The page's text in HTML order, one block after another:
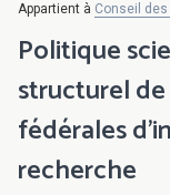
Appartient à Conseil
Politique
structurel
fédérales
recherche